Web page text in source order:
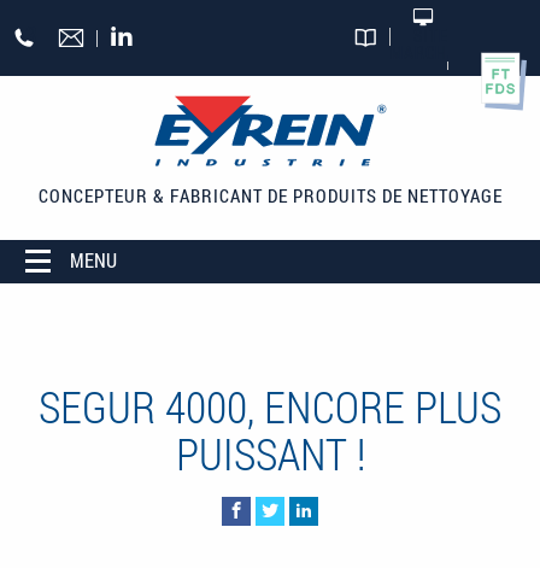
+33
(0)5
MARCHAND
CONCEPTEUR & FABRICANT DE PRODUITS DE NETTOYAGE
MENU
SEGUR 4000, ENCORE PLUS
PUISSANT !